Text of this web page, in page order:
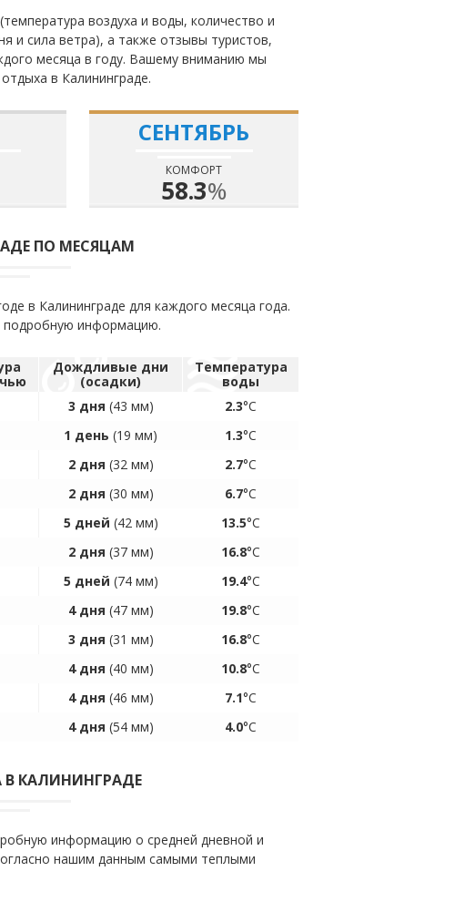
воздуха и воды, количество и
и сила ветра), а также отзывы туристов,
месяца в году. Вашему вниманию мы
в Калининграде.
СЕНТЯБРЬ
КОМФОРТ
58.3%
ПО МЕСЯЦАМ
в Калининграде для каждого месяца года.
подробную информацию.
Дождливые дни
(осадки)
Температура
воды
3 дня (43 мм) 2.3°C
1 день (19 мм) 1.3°C
2 дня (32 мм) 2.7°C
2 дня (30 мм) 6.7°C
5 дней (42 мм) 13.5°C
2 дня (37 мм) 16.8°C
5 дней (74 мм) 19.4°C
4 дня (47 мм) 19.8°C
3 дня (31 мм) 16.8°C
4 дня (40 мм) 10.8°C
4 дня (46 мм) 7.1°C
4 дня (54 мм) 4.0°C
В КАЛИНИНГРАДЕ
информацию о средней дневной и
нашим данным самыми теплыми